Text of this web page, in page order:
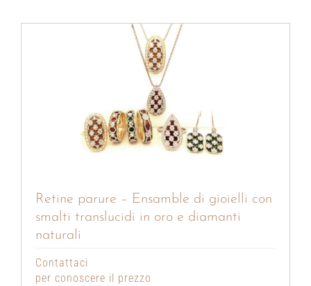
Retine parure – Ensamble di gioielli con
smalti translucidi in oro e diamanti
naturali
Contattaci
per conoscere il prezzo